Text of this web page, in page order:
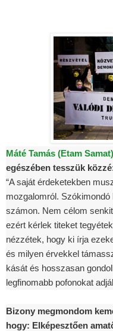
Máté Tamás (Etam Samat)
egészében tesszük
“A saját érdeketekben
mozgalomról.
számon. Nem célom
ezért kérlek titeket
nézzétek, hogy ki írja
és milyen érvekkel
kását és hosszasan
legfinomabb pofonokat
Bizony megmondom
hogy: Elképesztően